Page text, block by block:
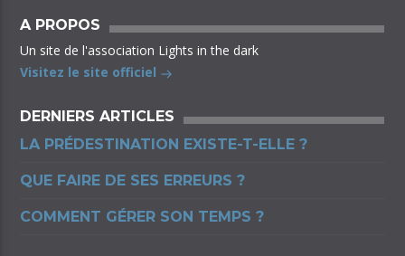
A PROPOS
Un site de l'association Lights in the dark
Visitez le site officiel
DERNIERS ARTICLES
LA PRÉDESTINATION EXISTE-T-ELLE ?
QUE FAIRE DE SES ERREURS ?
COMMENT GÉRER SON TEMPS ?